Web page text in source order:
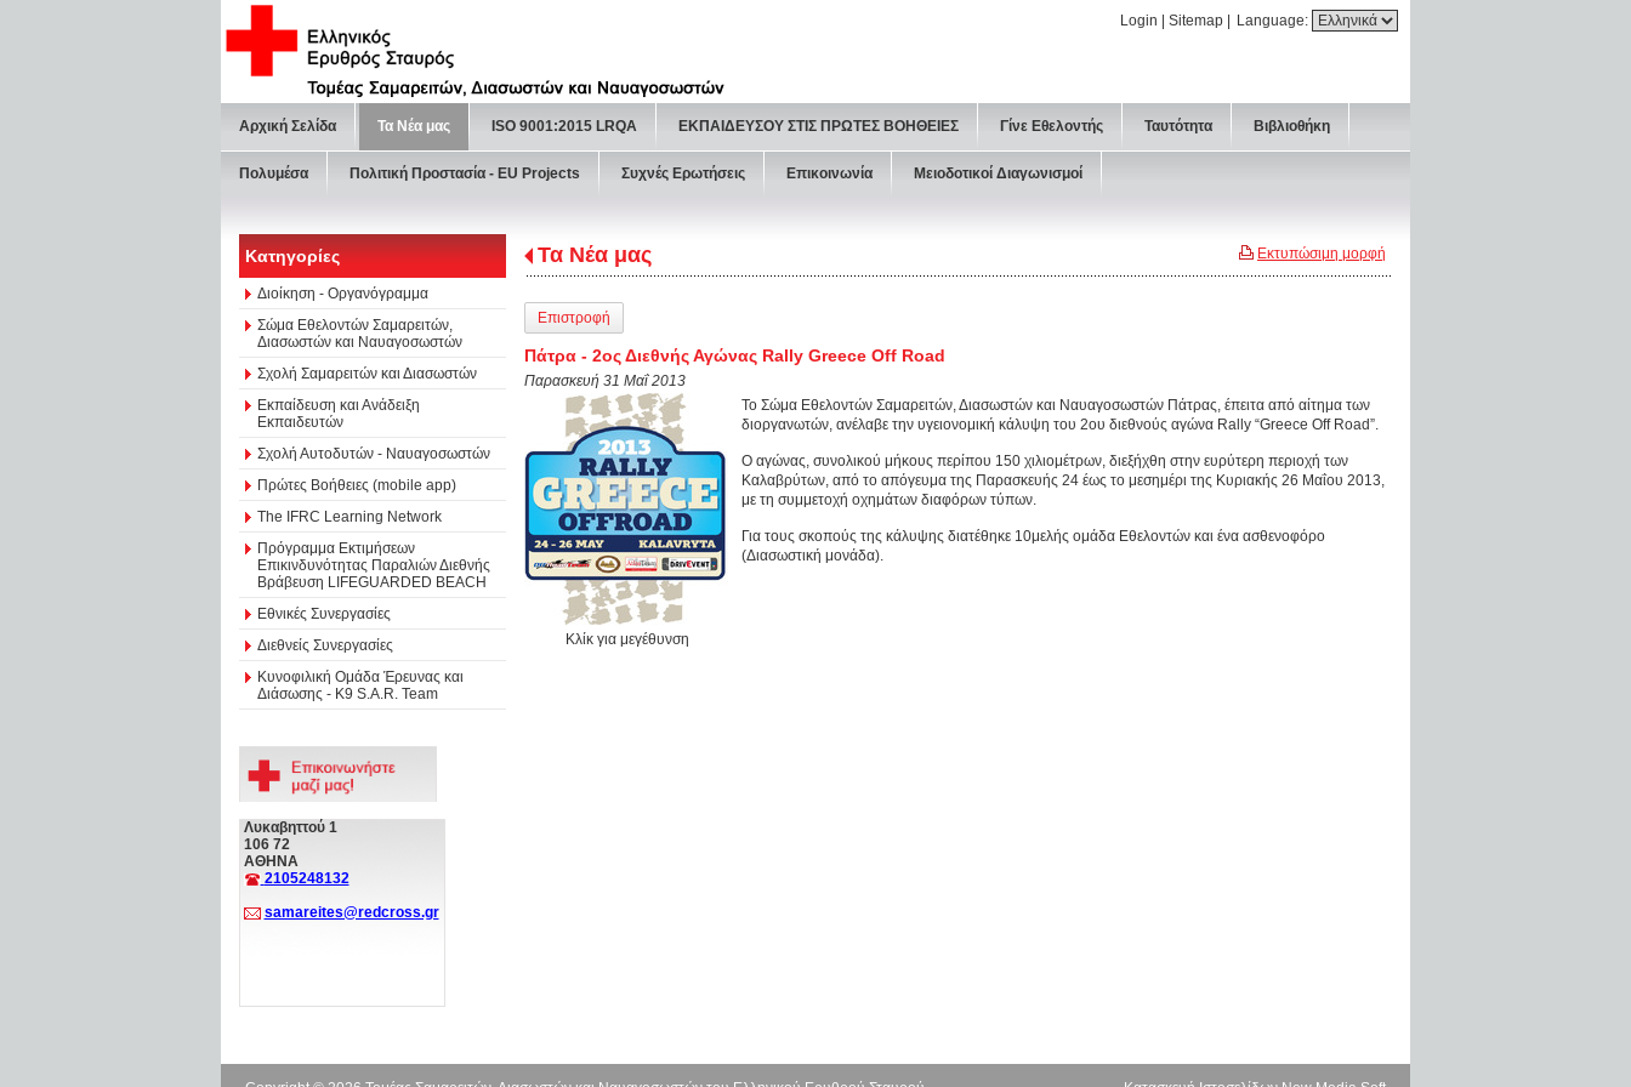
Language:
Login Sitemap
Αρχική Σελίδα Τα Νέα μας ISO 9001:2015 LRQA ΕΚΠΑΙΔΕΥΣΟΥ ΣΤΙΣ ΠΡΩΤΕΣ ΒΟΗΘΕΙΕΣ Γίνε Εθελοντής Ταυτότητα Βιβλιοθήκη
Πολυμέσα Πολιτική Προστασία - ΕU Projects Συχνές Ερωτήσεις Επικοινωνία Μειοδοτικοί Διαγωνισμοί
Κατηγορίες
Διοίκηση - Οργανόγραμμα
Σώμα Εθελοντών Σαμαρειτών,
Διασωστών και Ναυαγοσωστών
Σχολή Σαμαρειτών και Διασωστών
Εκπαίδευση και Ανάδειξη
Εκπαιδευτών
Σχολή Αυτοδυτών - Ναυαγοσωστών
Πρώτες Βοήθειες (mobile app)
The IFRC Learning Network
Πρόγραμμα Εκτιμήσεων
Επικινδυνότητας Παραλιών Διεθνής
Βράβευση LIFEGUARDED BEACH
Εθνικές Συνεργασίες
Διεθνείς Συνεργασίες
Κυνοφιλική Ομάδα Έρευνας και
Διάσωσης - Κ9 S.A.R. Team
Λυκαβηττού 1
106 72
ΑΘΗΝΑ
2105248132
samareites@redcross.gr
Εκτυπώσιμη μορφή
Τα Νέα μας
Επιστροφή
Πάτρα - 2ος Διεθνής Αγώνας Rally Greece Off Road
Παρασκευή 31 Μαΐ 2013
Κλίκ για μεγέθυνση
Το Σώμα Εθελοντών Σαμαρειτών, Διασωστών και Ναυαγοσωστών Πάτρας, έπειτα από αίτημα των
διοργανωτών, ανέλαβε την υγειονομική κάλυψη του 2ου διεθνούς αγώνα Rally “Greece Off Road”.
Ο αγώνας, συνολικού μήκους περίπου 150 χιλιομέτρων, διεξήχθη στην ευρύτερη περιοχή των
Καλαβρύτων, από το απόγευμα της Παρασκευής 24 έως το μεσημέρι της Κυριακής 26 Μαΐου 2013,
με τη συμμετοχή οχημάτων διαφόρων τύπων.
Για τους σκοπούς της κάλυψης διατέθηκε 10μελής ομάδα Εθελοντών και ένα ασθενοφόρο
(Διασωστική μονάδα).